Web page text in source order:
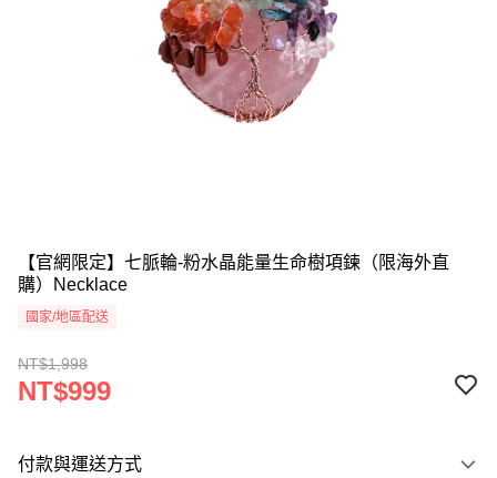
【官網限定】七脈輪-粉水晶能量生命樹項鍊（限海外直
購）Necklace
國家/地區配送
NT$1,998
NT$999
付款與運送方式